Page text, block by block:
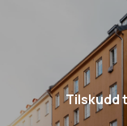
Tilskudd